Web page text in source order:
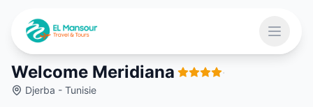
Ouvrir
Welcome Meridiana ·
Djerba - Tunisie